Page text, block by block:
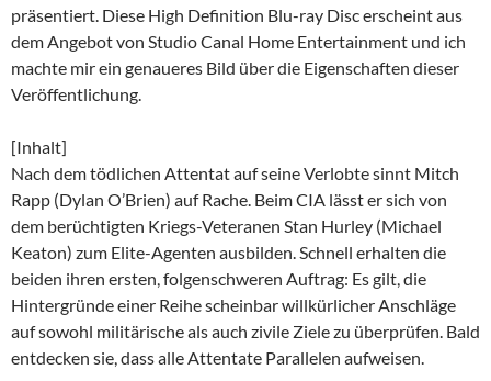
präsentiert. Diese High Definition Blu-ray Disc erscheint aus
dem Angebot von Studio Canal Home Entertainment und ich
machte mir ein genaueres Bild über die Eigenschaften dieser
Veröffentlichung.
[Inhalt]
Nach dem tödlichen Attentat auf seine Verlobte sinnt Mitch
Rapp (Dylan O’Brien) auf Rache. Beim CIA lässt er sich von
dem berüchtigten Kriegs-Veteranen Stan Hurley (Michael
Keaton) zum Elite-Agenten ausbilden. Schnell erhalten die
beiden ihren ersten, folgenschweren Auftrag: Es gilt, die
Hintergründe einer Reihe scheinbar willkürlicher Anschläge
auf sowohl militärische als auch zivile Ziele zu überprüfen. Bald
entdecken sie, dass alle Attentate Parallelen aufweisen.